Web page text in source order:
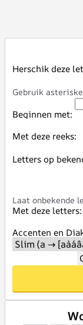
Herschik deze
Gebruik
Beginnen met:
Met deze reeks:
Letters op
Laat onbekende
Met deze letters:
Accenten en